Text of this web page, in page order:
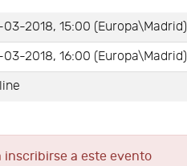
2018, 15:00 (Europa\Madrid)
2018, 16:00 (Europa\Madrid)
a este evento